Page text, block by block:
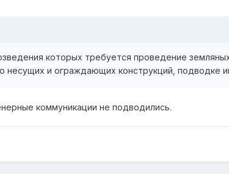
которых требуется проведение
несущих и ограждающих конструкций, подводке
коммуникации не подводились.